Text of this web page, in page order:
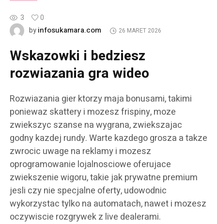
3
0
byinfosukamara.com 26 MARET 2026
Wskazowki i bedziesz
rozwiazania gra wideo
Rozwiazania gier ktorzy maja bonusami, takimi
poniewaz skattery i mozesz frispiny, moze
zwiekszyc szanse na wygrana, zwiekszajac
godny kazdej rundy. Warte kazdego grosza a takze
zwrocic uwage na reklamy i mozesz
oprogramowanie lojalnosciowe oferujace
zwiekszenie wigoru, takie jak prywatne premium
jesli czy nie specjalne oferty, udowodnic
wykorzystac tylko na automatach, nawet i mozesz
oczywiscie rozgrywek z live dealerami.